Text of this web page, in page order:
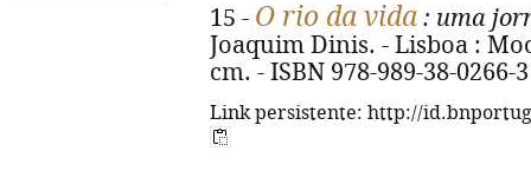
15 - O rio da vida : uma
Joaquim Dinis. - Lisboa :
cm. - ISBN 978-989-38-0266-3
Link persistente: http://